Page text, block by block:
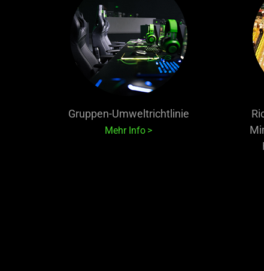
Gruppen-Umweltrichtlinie
Mehr Info